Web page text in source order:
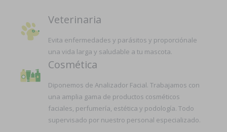
Veterinaria
Evita enfermedades y parásitos y proporciónale
una vida larga y saludable a tu mascota.
Cosmética
Diponemos de Analizador Facial. Trabajamos con
una amplia gama de productos cosméticos
faciales, perfumería, estética y podología. Todo
supervisado por nuestro personal especializado.